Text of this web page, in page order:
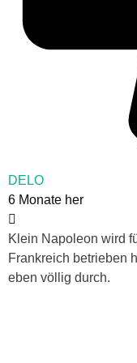
DELO
6 Monate her
Klein Napoleon wird
Frankreich betrieben
eben völlig durch.